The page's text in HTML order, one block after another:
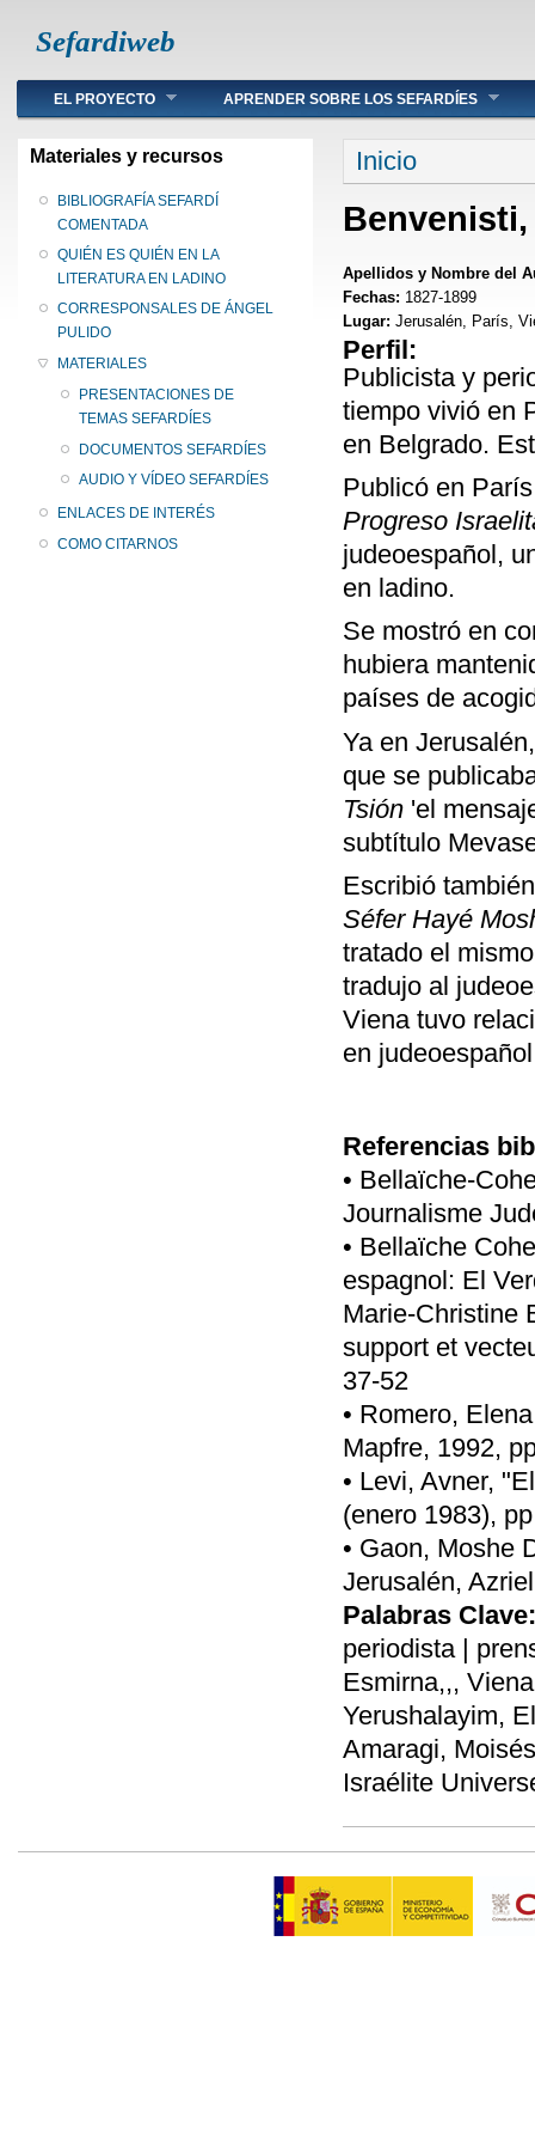
Sefardiweb
Main menu
EL PROYECTO APRENDER SOBRE LOS SEFARDÍES
Materiales y recursos
BIBLIOGRAFÍA SEFARDÍ
COMENTADA
QUIÉN ES QUIÉN EN LA
LITERATURA EN LADINO
CORRESPONSALES DE ÁNGEL
PULIDO
MATERIALES
PRESENTACIONES DE
TEMAS SEFARDÍES
DOCUMENTOS SEFARDÍES
AUDIO Y VÍDEO SEFARDÍES
ENLACES DE INTERÉS
COMO CITARNOS
Se encuentra
Inicio
Benvenisti,
Apellidos y Nombre del
Fechas: 1827-1899
Lugar: Jerusalén, París,
Perfil:
Publicista y
tiempo vivió en
en Belgrado.
Publicó en
Progreso
judeoespañol,
en ladino.
Se mostró en
hubiera
países de
Ya en
que se
Tsión 'el
subtítulo
Escribió
Séfer Hayé
tratado el
tradujo al
Viena tuvo
en
Referencias
• Bellaïche-
Journalisme
• Bellaïche
espagnol: El
Marie-Christine
support et
37-52
• Romero,
Mapfre, 1992,
• Levi, Avner,
(enero 1983),
• Gaon, Moshe
Jerusalén,
Palabras Clave:
periodista |
Esmirna,,,
Yerushalayim,
Amaragi,
Israélite